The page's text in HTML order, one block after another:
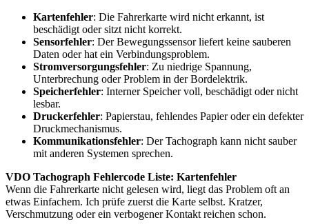
Kartenfehler: Die Fahrerkarte wird nicht erkannt, ist
beschädigt oder sitzt nicht korrekt.
Sensorfehler: Der Bewegungssensor liefert keine sauberen
Daten oder hat ein Verbindungsproblem.
Stromversorgungsfehler: Zu niedrige Spannung,
Unterbrechung oder Problem in der Bordelektrik.
Speicherfehler: Interner Speicher voll, beschädigt oder nicht
lesbar.
Druckerfehler: Papierstau, fehlendes Papier oder ein defekter
Druckmechanismus.
Kommunikationsfehler: Der Tachograph kann nicht sauber
mit anderen Systemen sprechen.
VDO Tachograph Fehlercode Liste: Kartenfehler
Wenn die Fahrerkarte nicht gelesen wird, liegt das Problem oft an
etwas Einfachem. Ich prüfe zuerst die Karte selbst. Kratzer,
Verschmutzung oder ein verbogener Kontakt reichen schon.